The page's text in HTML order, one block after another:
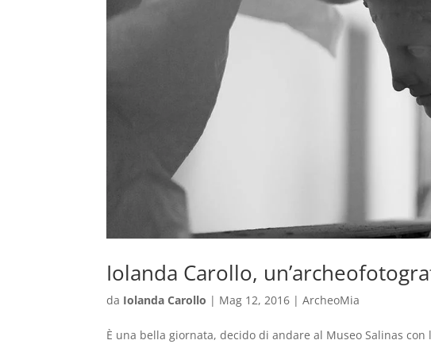
Iolanda Carollo,
da Iolanda Carollo | Mag 12, 2016 |ArcheoMia
È una bella giornata, decido di andare al Museo Salinas